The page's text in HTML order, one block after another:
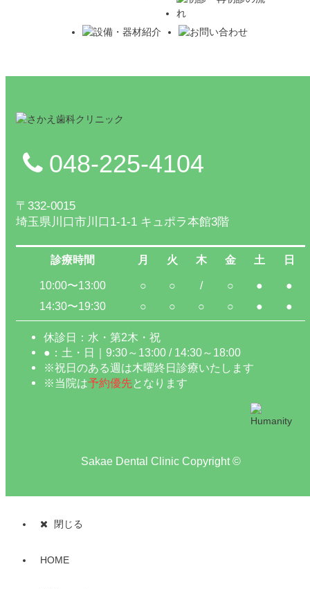
048-225-4104
〒332-0015
埼玉県川口市川口1-1-1 キュポラ本館3階
診療時間 月 火 木 金 土 日
10:00〜13:00 ○ ○ / ○ ●
●
14:30〜19:30
○ ○ ○ ○ ● ●
休診日：水・第2木・祝
●：土・日｜9:30～13:00 / 14:30～18:00
※祝日のある週は木曜終日診療いたします
※当院は予約優先となります
Sakae Dental Clinic Copyright ©
閉じる
HOME